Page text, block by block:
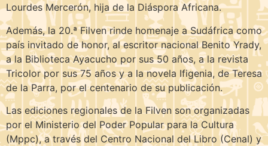
Lourdes Mercerón, hija de la Diáspora Africana.
Además, la 20.ª Filven rinde homenaje a Sudáfrica como
país invitado de honor, al escritor nacional Benito Yrady,
a la Biblioteca Ayacucho por sus 50 años, a la revista
Tricolor por sus 75 años y a la novela Ifigenia, de Teresa
de la Parra, por el centenario de su publicación.
Las ediciones regionales de la Filven son organizadas
por el Ministerio del Poder Popular para la Cultura
(Mppc), a través del Centro Nacional del Libro (Cenal) y